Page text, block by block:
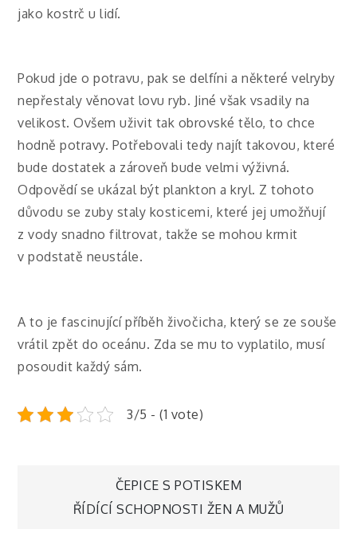
jako kostrč u lidí.
Pokud jde o potravu, pak se delfíni a některé velryby
nepřestaly věnovat lovu ryb. Jiné však vsadily na
velikost. Ovšem uživit tak obrovské tělo, to chce
hodně potravy. Potřebovali tedy najít takovou, které
bude dostatek a zároveň bude velmi výživná.
Odpovědí se ukázal být plankton a kryl. Z tohoto
důvodu se zuby staly kosticemi, které jej umožňují
z vody snadno filtrovat, takže se mohou krmit
v podstatě neustále.
A to je fascinující příběh živočicha, který se ze souše
vrátil zpět do oceánu. Zda se mu to vyplatilo, musí
posoudit každý sám.
3/5 - (1 vote)
NavigaceČEPICE S POTISKEM
ŘÍDÍCÍ SCHOPNOSTI ŽEN A MUŽŮ